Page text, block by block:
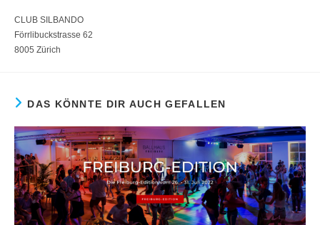
CLUB SILBANDO
Förrlibuckstrasse 62
8005 Zürich
DAS KÖNNTE DIR AUCH GEFALLEN